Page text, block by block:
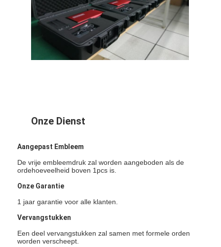
Gevallen
Retroreflector Meter
Retro Weerspiegelende Noteringen
Fiets Weerspiegelende Stickers
Weerspiegelende Bandstickers
Onze Dienst
Aangepast Embleem
De vrije embleemdruk zal worden aangeboden als de
ordehoeveelheid boven 1pcs is.
Onze Garantie
1 jaar garantie voor alle klanten.
Vervangstukken
Een deel vervangstukken zal samen met formele orden
worden verscheept.